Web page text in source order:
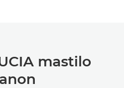
mastilo